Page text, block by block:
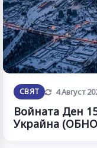
СВЯТ Обновена
4 Август
Войната Ден
Украйна